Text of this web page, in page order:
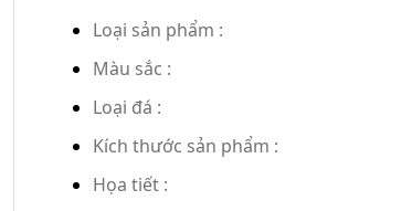
Loại sản phẩm :
Màu sắc :
Loại đá :
Kích thước sản phẩm :
Họa tiết :